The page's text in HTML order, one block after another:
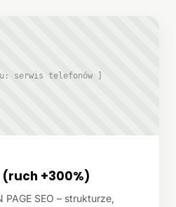
serwis telefonów ]
+300%)
SEO – strukturze,